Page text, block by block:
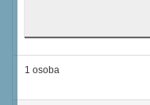
1 osoba